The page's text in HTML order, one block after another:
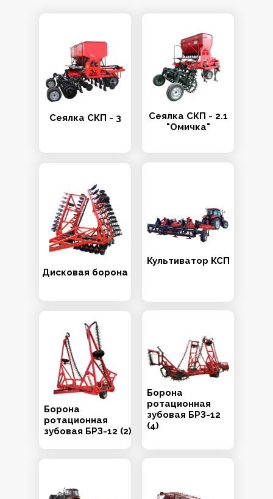
Борона
ротационная
зубовая БРЗ-12
(4)
Сеялка СКП - 3
Сеялка СКП - 2.1
"Омичка"
Дисковая борона
Борона
ротационная
зубовая БРЗ-12 (2)
Культиватор КСП